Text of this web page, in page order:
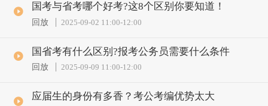
国考与省考哪个好考?这8个区别你要知道！
回放 2025-09-02 11:00-12:00
国省考有什么区别?报考公务员需要什么条件
回放 2025-09-09 11:00-12:00
应届生的身份有多香？考公考编优势太大